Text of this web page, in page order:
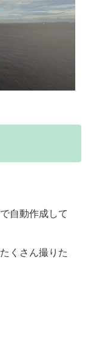
自動作成して
くさん撮りた